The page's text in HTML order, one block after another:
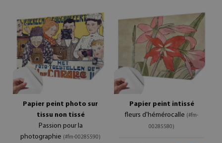
Papier peint photo sur
tissu non tissé
Passion pour la
photographie (#fm-00285590)
Papier peint intissé
fleurs d'hémérocalle (#fm-
00285580)